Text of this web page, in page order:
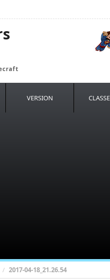
VERSION
2017-04-18_21.26.54